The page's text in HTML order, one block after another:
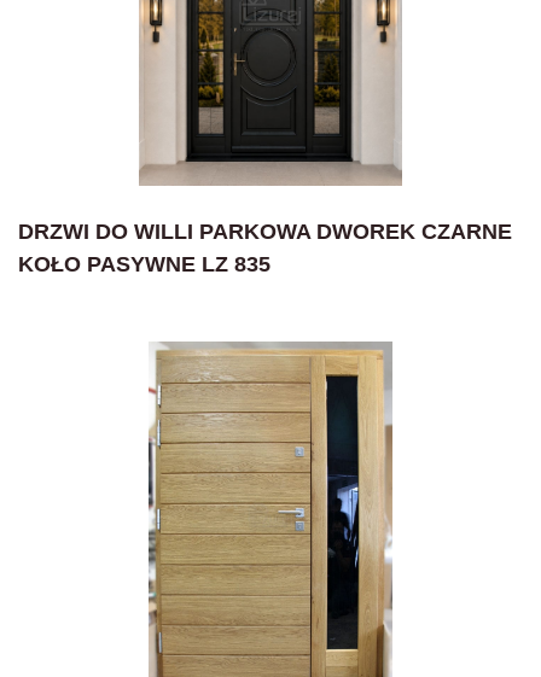
DRZWI DO WILLI PARKOWA DWOREK CZARNE
KOŁO PASYWNE LZ 835